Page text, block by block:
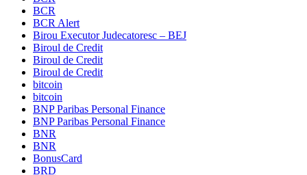
BCR
BCR Alert
Birou Executor Judecatoresc – BEJ
Biroul de Credit
Biroul de Credit
Biroul de Credit
bitcoin
bitcoin
BNP Paribas Personal Finance
BNP Paribas Personal Finance
BNR
BNR
BonusCard
BRD